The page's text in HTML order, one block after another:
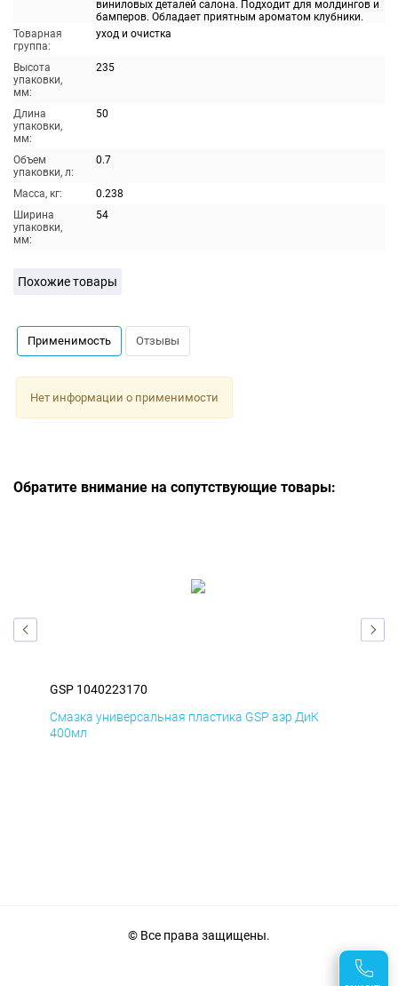
виниловых деталей салона. Подходит для молдингов и
бамперов. Обладает приятным ароматом клубники.
Товарная
группа:
уход и очистка
Высота
упаковки,
мм:
235
Длина
упаковки,
мм:
50
Объем
упаковки, л:
0.7
Масса, кг:
0.238
Ширина
упаковки,
мм:
54
Похожие товары
Применимость Отзывы
Нет информации о применимости
Обратите внимание на сопутствующие товары:
GSP 1040223170
Смазка универсальная пластика GSP аэр ДиК
400мл
© Все права защищены.